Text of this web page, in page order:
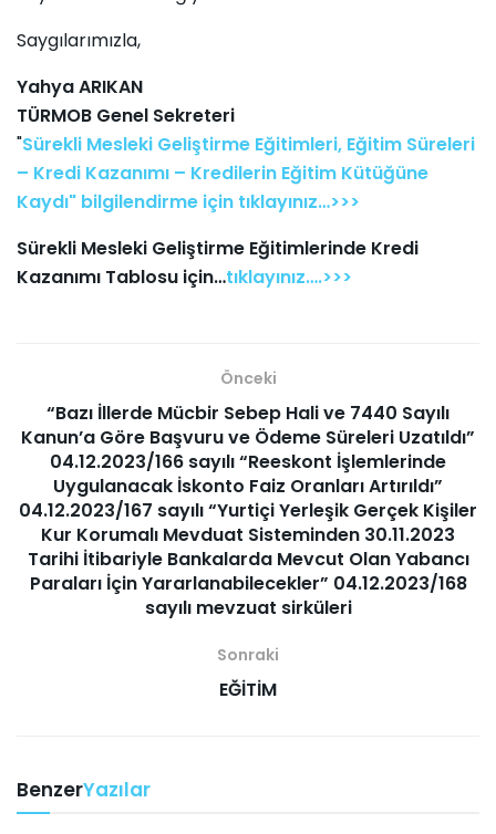
Saygılarımızla,
Yahya ARIKAN
TÜRMOB Genel Sekreteri
"Sürekli Mesleki Geliştirme Eğitimleri, Eğitim Süreleri
– Kredi Kazanımı – Kredilerin Eğitim Kütüğüne
Kaydı" bilgilendirme için tıklayınız…>>>
Sürekli Mesleki Geliştirme Eğitimlerinde Kredi
Kazanımı Tablosu için…tıklayınız….>>>
Önceki
“Bazı İllerde Mücbir Sebep Hali ve 7440 Sayılı
Kanun’a Göre Başvuru ve Ödeme Süreleri Uzatıldı”
04.12.2023/166 sayılı “Reeskont İşlemlerinde
Uygulanacak İskonto Faiz Oranları Artırıldı”
04.12.2023/167 sayılı “Yurtiçi Yerleşik Gerçek Kişiler
Kur Korumalı Mevduat Sisteminden 30.11.2023
Tarihi İtibariyle Bankalarda Mevcut Olan Yabancı
Paraları İçin Yararlanabilecekler” 04.12.2023/168
sayılı mevzuat sirküleri
Sonraki
EĞİTİM
BenzerYazılar